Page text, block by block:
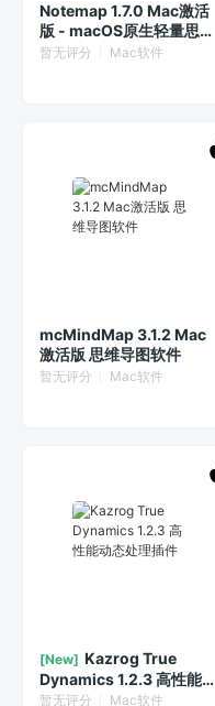
Notemap 1.7.0 Mac激活
版 - macOS原生轻量思维
导图知识管理工具
暂无评分 Mac软件
mcMindMap 3.1.2 Mac
激活版 思维导图软件
暂无评分 Mac软件
[New] Kazrog True
Dynamics 1.2.3 高性能动
态处理插件
暂无评分 Mac软件